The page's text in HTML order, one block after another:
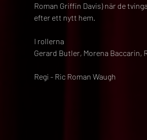
Roman Griffin Davis) när de
efter ett nytt hem.
I rollerna
Gerard Butler, Morena Baccarin,
Regi - Ric Roman Waugh